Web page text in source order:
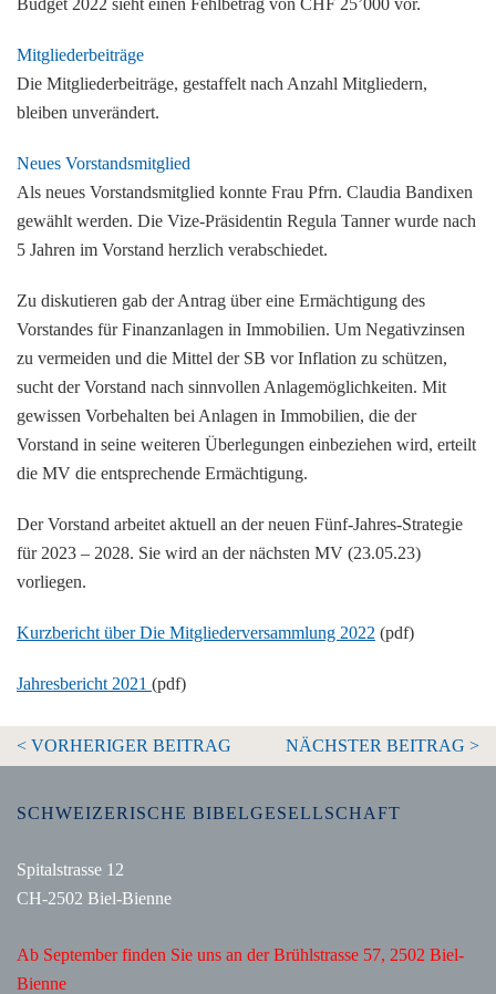
Budget 2022 sieht einen Fehlbetrag von CHF 25’000 vor.
Mitgliederbeiträge
Die Mitgliederbeiträge, gestaffelt nach Anzahl Mitgliedern,
bleiben unverändert.
Neues Vorstandsmitglied
Als neues Vorstandsmitglied konnte Frau Pfrn. Claudia Bandixen
gewählt werden. Die Vize-Präsidentin Regula Tanner wurde nach
5 Jahren im Vorstand herzlich verabschiedet.
Zu diskutieren gab der Antrag über eine Ermächtigung des
Vorstandes für Finanzanlagen in Immobilien. Um Negativzinsen
zu vermeiden und die Mittel der SB vor Inflation zu schützen,
sucht der Vorstand nach sinnvollen Anlagemöglichkeiten. Mit
gewissen Vorbehalten bei Anlagen in Immobilien, die der
Vorstand in seine weiteren Überlegungen einbeziehen wird, erteilt
die MV die entsprechende Ermächtigung.
Der Vorstand arbeitet aktuell an der neuen Fünf-Jahres-Strategie
für 2023 – 2028. Sie wird an der nächsten MV (23.05.23)
vorliegen.
Kurzbericht über Die Mitgliederversammlung 2022 (pdf)
Jahresbericht 2021 (pdf)
< VORHERIGER BEITRAG NÄCHSTER BEITRAG >
SCHWEIZERISCHE BIBELGESELLSCHAFT
Spitalstrasse 12
CH-2502 Biel-Bienne
Ab September finden Sie uns an der Brühlstrasse 57, 2502 Biel-
Bienne